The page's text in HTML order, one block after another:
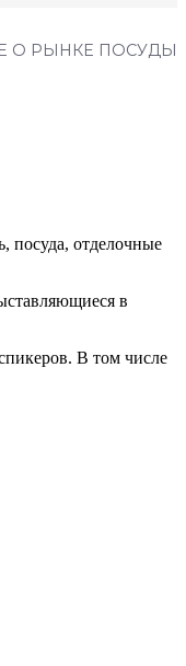
О РЫНКЕ ПОСУДЫ
посуда, отделочные
в
В том числе